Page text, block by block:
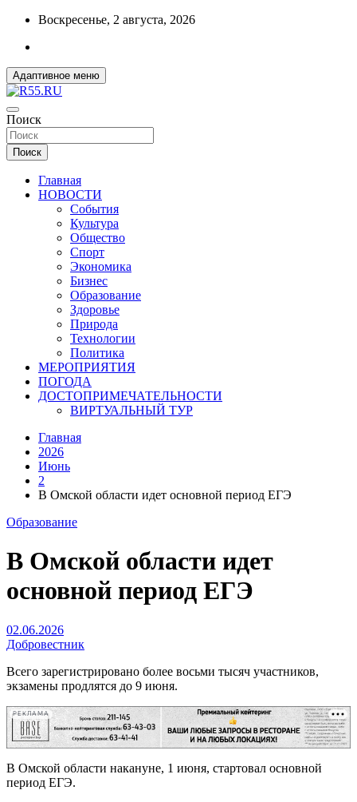
Перейти
содержимому
Воскресенье, 2 августа, 2026
Адаптивное меню
R55.RU
ДОБРЫЕ ВЕСТИ ИЗ ОМСКА
Поиск
Поиск
Главная
НОВОСТИ
События
Культура
Общество
Спорт
Экономика
Бизнес
Образование
Здоровье
Природа
Технологии
Политика
МЕРОПРИЯТИЯ
ПОГОДА
ДОСТОПРИМЕЧАТЕЛЬНОСТИ
ВИРТУАЛЬНЫЙ ТУР
Главная
2026
Июнь
2
В Омской области идет основной период ЕГЭ
Образование
В Омской области идет
основной период ЕГЭ
02.06.2026
Добровестник
Всего зарегистрировано более восьми тысяч участников,
экзамены продлятся до 9 июня.
РЕКЛАМА
В Омской области накануне, 1 июня, стартовал основной
период ЕГЭ.